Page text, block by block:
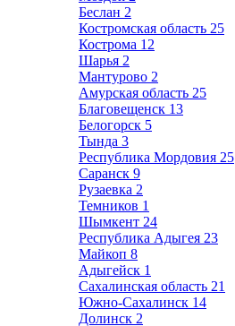
Беслан 2
Костромская область 25
Кострома 12
Шарья 2
Мантурово 2
Амурская область 25
Благовещенск 13
Белогорск 5
Тында 3
Республика Мордовия 25
Саранск 9
Рузаевка 2
Темников 1
Шымкент 24
Республика Адыгея 23
Майкоп 8
Адыгейск 1
Сахалинская область 21
Южно-Сахалинск 14
Долинск 2